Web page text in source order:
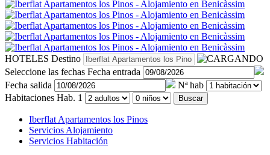
HOTELES Destino
Seleccione las fechas Fecha entrada
Fecha salida
Nª hab
Habitaciones Hab. 1 Buscar
Iberflat Apartamentos los Pinos
Servicios Alojamiento
Servicios Habitación